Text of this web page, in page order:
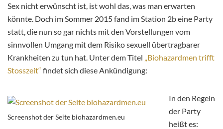
Sex nicht erwünscht ist, ist wohl das, was man erwarten
könnte. Doch im Sommer 2015 fand im Station 2b eine Party
statt, die nun so gar nichts mit den Vorstellungen vom
sinnvollen Umgang mit dem Risiko sexuell übertragbarer
Krankheiten zu tun hat. Unter dem Titel „Biohazardmen trifft
Stosszeit“ findet sich diese Ankündigung:
Screenshot der Seite biohazardmen.eu
In den Regeln
der Party
heißt es: